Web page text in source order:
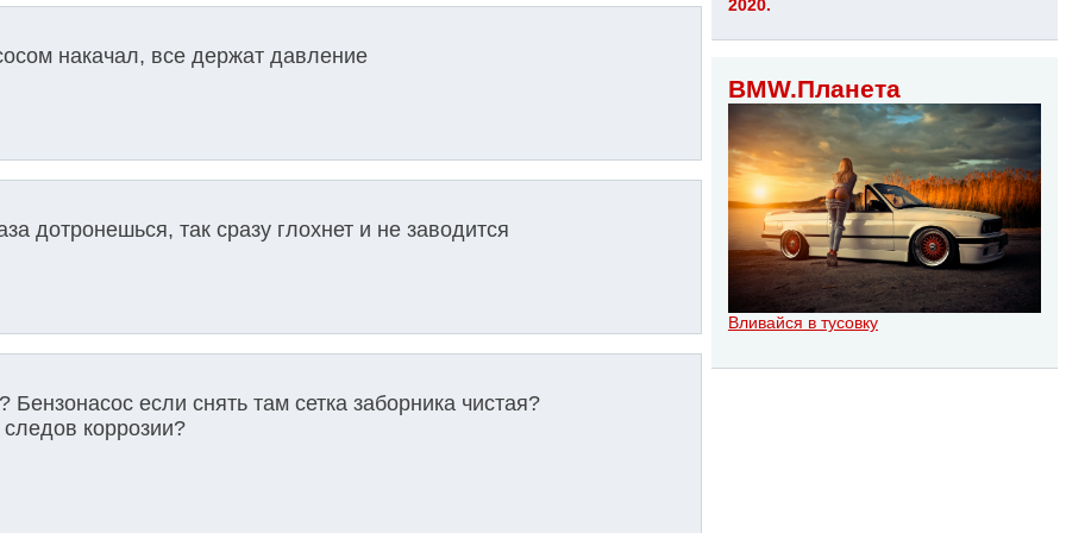
2020.
BMW.Планета
Вливайся в тусовку
накачал, все держат давление
дотронешься, так сразу глохнет и не заводится
Бензонасос если снять там сетка заборника чистая?
коррозии?